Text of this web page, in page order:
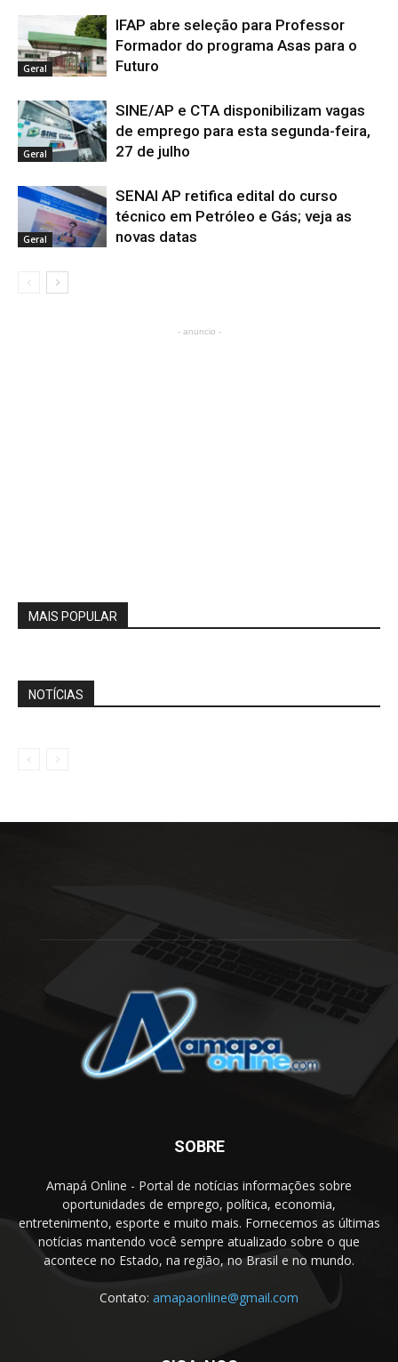
Geral
IFAP abre seleção para Professor
Formador do programa Asas para o
Futuro
Geral
SINE/AP e CTA disponibilizam vagas
de emprego para esta segunda-feira,
27 de julho
Geral
SENAI AP retifica edital do curso
técnico em Petróleo e Gás; veja as
novas datas
- anuncio -
MAIS POPULAR
NOTÍCIAS
SOBRE
Amapá Online - Portal de notícias informações sobre
oportunidades de emprego, política, economia,
entretenimento, esporte e muito mais. Fornecemos as últimas
notícias mantendo você sempre atualizado sobre o que
acontece no Estado, na região, no Brasil e no mundo.
Contato: amapaonline@gmail.com